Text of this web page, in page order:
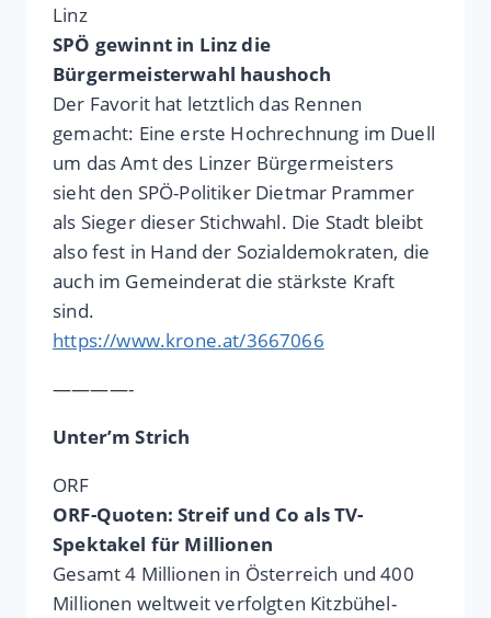
Linz
SPÖ gewinnt in Linz die
Bürgermeisterwahl haushoch
Der Favorit hat letztlich das Rennen
gemacht: Eine erste Hochrechnung im Duell
um das Amt des Linzer Bürgermeisters
sieht den SPÖ-Politiker Dietmar Prammer
als Sieger dieser Stichwahl. Die Stadt bleibt
also fest in Hand der Sozialdemokraten, die
auch im Gemeinderat die stärkste Kraft
sind.
https://www.krone.at/3667066
————-
Unter’m Strich
ORF
ORF-Quoten: Streif und Co als TV-
Spektakel für Millionen
Gesamt 4 Millionen in Österreich und 400
Millionen weltweit verfolgten Kitzbühel-